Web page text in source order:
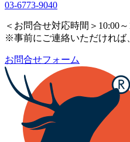
03-6773-9040
＜お問合せ対応時間＞10:00
※事前にご連絡いただければ
お問合せフォーム